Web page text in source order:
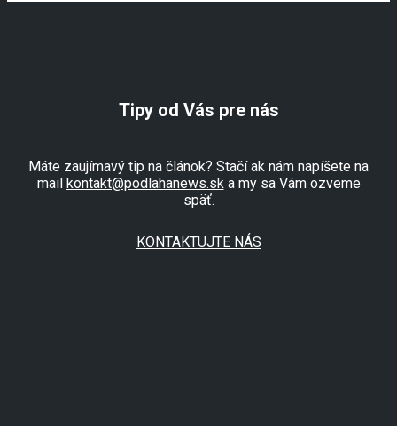
Tipy od Vás pre nás
Máte zaujímavý tip na článok? Stačí ak nám napíšete na
mail kontakt@podlahanews.ska my sa Vám ozveme
späť.
KONTAKTUJTE NÁS